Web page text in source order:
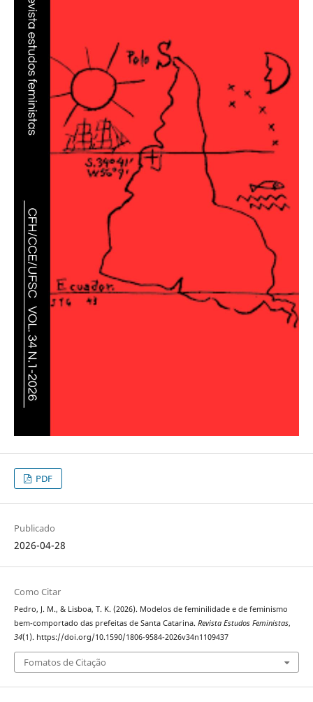
PDF
Publicado
2026-04-28
Como Citar
Pedro, J. M., & Lisboa, T. K. (2026). Modelos de feminilidade e de feminismo
bem-comportado das prefeitas de Santa Catarina. Revista Estudos Feministas,
34(1). https://doi.org/10.1590/1806-9584-2026v34n1109437
Fomatos de Citação